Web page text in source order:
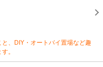
、DIY・オートバイ置場など趣
。